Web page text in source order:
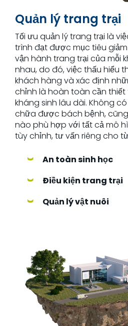
Quản lý trang trại
Tối ưu quản lý trang trại là
trình đạt được mục tiêu
vận hành trang trại của mỗi
nhau, do đó, việc thấu hiểu
khách hàng và xác định
chỉnh là hoàn toàn cần thiết
kháng sinh lâu dài. Không
chữa được bách bệnh,
nào phù hợp với tất cả mô
tùy chỉnh, tư vấn riêng cho
An toàn sinh học
Điều kiện trang trại
Quản lý vật nuôi